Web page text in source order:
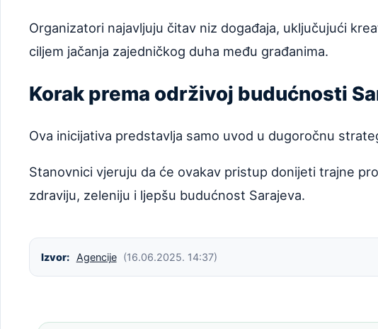
Organizatori najavljuju čitav niz događaja, uključujući
ciljem jačanja zajedničkog duha među građanima.
Korak prema održivoj budućnosti
Ova inicijativa predstavlja samo uvod u dugoročnu
Stanovnici vjeruju da će ovakav pristup donijeti trajne
zdraviju, zeleniju i ljepšu budućnost Sarajeva.
Izvor: Agencije (16.06.2025. 14:37)